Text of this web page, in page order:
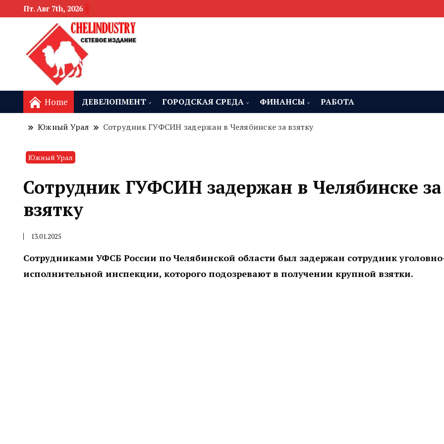
Пт. Авг 7th, 2026
Home ДЕВЕЛОПМЕНТ ГОРОДСКАЯ СРЕДА ФИНАНСЫ РАБОТА
Южный Урал Сотрудник ГУФСИН задержан в Челябинске за взятку
Южный Урал
Сотрудник ГУФСИН задержан в Челябинске за
взятку
13.01.2025
Сотрудниками УФСБ России по Челябинской области был задержан сотрудник
исполнительной инспекции, которого подозревают в получении крупной взятки.